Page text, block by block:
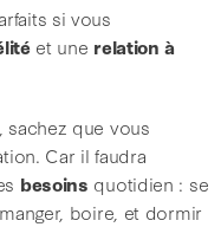
si vous
et une relation à
que vous
Car il faudra
besoins quotidien : se
boire, et dormir